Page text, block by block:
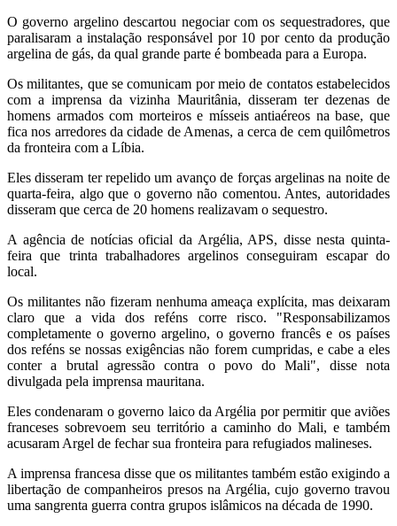
O governo argelino descartou negociar com os sequestradores, que
paralisaram a instalação responsável por 10 por cento da produção
argelina de gás, da qual grande parte é bombeada para a Europa.
Os militantes, que se comunicam por meio de contatos estabelecidos
com a imprensa da vizinha Mauritânia, disseram ter dezenas de
homens armados com morteiros e mísseis antiaéreos na base, que
fica nos arredores da cidade de Amenas, a cerca de cem quilômetros
da fronteira com a Líbia.
Eles disseram ter repelido um avanço de forças argelinas na noite de
quarta-feira, algo que o governo não comentou. Antes, autoridades
disseram que cerca de 20 homens realizavam o sequestro.
A agência de notícias oficial da Argélia, APS, disse nesta quinta-
feira que trinta trabalhadores argelinos conseguiram escapar do
local.
Os militantes não fizeram nenhuma ameaça explícita, mas deixaram
claro que a vida dos reféns corre risco. "Responsabilizamos
completamente o governo argelino, o governo francês e os países
dos reféns se nossas exigências não forem cumpridas, e cabe a eles
conter a brutal agressão contra o povo do Mali", disse nota
divulgada pela imprensa mauritana.
Eles condenaram o governo laico da Argélia por permitir que aviões
franceses sobrevoem seu território a caminho do Mali, e também
acusaram Argel de fechar sua fronteira para refugiados malineses.
A imprensa francesa disse que os militantes também estão exigindo a
libertação de companheiros presos na Argélia, cujo governo travou
uma sangrenta guerra contra grupos islâmicos na década de 1990.